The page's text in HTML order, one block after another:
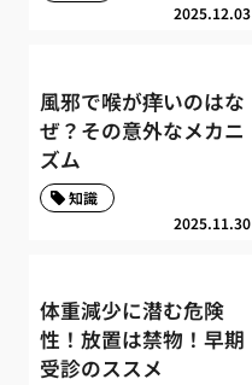
2025.12.03
風邪で喉が痒いのはな
ぜ？その意外なメカニ
ズム
2025.11.30
知識
体重減少に潜む危険
性！放置は禁物！早期
受診のススメ